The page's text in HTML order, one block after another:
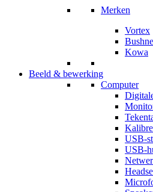
Merken
Vortex
Kowa
Beeld & bewerking
Computer
USB-
USB-